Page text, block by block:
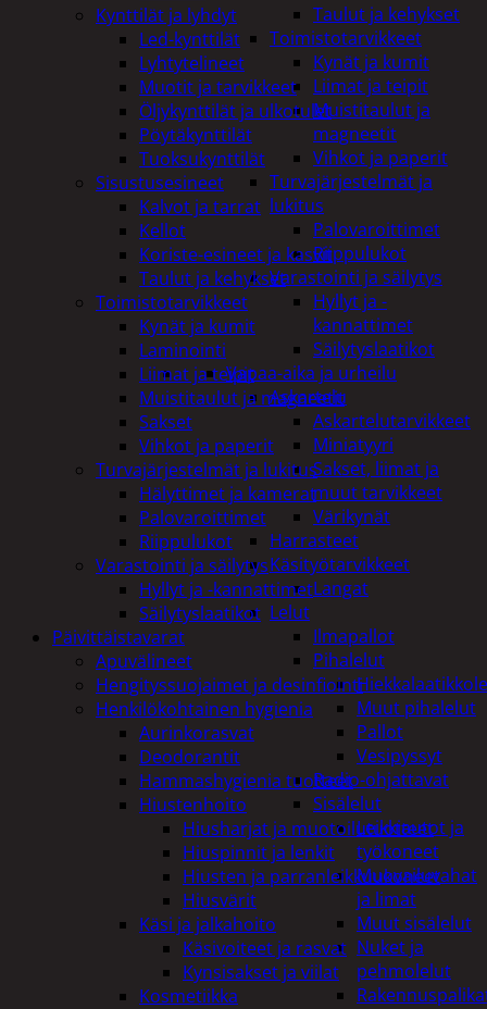
Taulut ja kehykset
Toimistotarvikkeet
Kynät ja kumit
Liimat ja teipit
Muistitaulut ja
magneetit
Vihkot ja paperit
Turvajärjestelmät ja
lukitus
Palovaroittimet
Riippulukot
Varastointi ja säilytys
Hyllyt ja -
kannattimet
Säilytyslaatikot
Vapaa-aika ja urheilu
Askartelu
Askartelutarvikkeet
Miniatyyri
Sakset, liimat ja
muut tarvikkeet
Värikynät
Harrasteet
Käsityötarvikkeet
Langat
Lelut
Ilmapallot
Pihalelut
Muut pihalelut
Pallot
Vesipyssyt
Radio-ohjattavat
Sisälelut
Leikkiautot ja
työkoneet
Muovailuvahat
ja limat
Muut sisälelut
Nuket ja
pehmolelut
Kynttilät ja lyhdyt
Led-kynttilät
Lyhtytelineet
Muotit ja tarvikkeet
Öljykynttilät ja ulkotulet
Pöytäkynttilät
Tuoksukynttilät
Sisustusesineet
Kalvot ja tarrat
Kellot
Koriste-esineet ja kasvit
Taulut ja kehykset
Toimistotarvikkeet
Kynät ja kumit
Laminointi
Liimat ja teipit
Muistitaulut ja magneetit
Sakset
Vihkot ja paperit
Turvajärjestelmät ja lukitus
Hälyttimet ja kamerat
Palovaroittimet
Riippulukot
Varastointi ja säilytys
Hyllyt ja -kannattimet
Säilytyslaatikot
Päivittäistavarat
Apuvälineet
Hengityssuojaimet ja desinfiointi
Henkilökohtainen hygienia
Aurinkorasvat
Deodorantit
Hammashygienia tuotteet
Hiustenhoito
Hiusharjat ja muotoilutuotteet
Hiuspinnit ja lenkit
Hiusten ja parranleikkuukoneet
Hiusvärit
Käsi ja jalkahoito
Käsivoiteet ja rasvat
Kynsisakset ja viilat
Kosmetiikka